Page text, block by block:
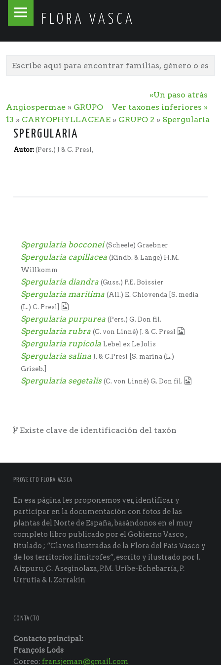
FLORA VASCA
Flora
Skip
«Un paso atrás
Ver taxones inferiores »
Angiospermae» GRUPO
13 » CARYOPHYLLACEAE» GRUPO 2 » Spergularia
SPERGULARIA
Autor: (Pers.) J & C. Presl,
Spergularia bocconei (Scheele) Graebner
Spergularia capillacea (Kindb. & Lange) H.M.
Willkomm
Spergularia diandra (Guss.) P.E. Boissier
Spergularia maritima (All.) E. Chiovenda [S. media
(L.) C. Presl]
Spergularia purpurea (Pers.) G. Don fil.
Spergularia rubra (C. von Linné) J. & C. Presl
Spergularia rupicola Lebel ex Le Jolis
Spergularia salina J. & C.Presl [S. marina (L.)
Griseb.]
Spergularia segetalis (C. von Linné) G. Don fil.
Existe clave de identificación del taxón
PROYECTO FLORA VASCA
En esa página les proponemos ver, identificar y
participar en la documentación con fotos de las
plantas del Norte de España, basándonos en el muy
completo libro publicado por el Gobierno Vasco ,
titulado ; “Claves ilustradas de la Flora del País Vasco y
de los territorios limítrofes“, escrito y ilustrado por I.
Aizpuru, C. Aseginolaza, P.M. Uribe-Echebarría, P.
Urrutia & I. Zorrakin
CONTACTO
Contacto principal:
François Lods
Correo: fransjeman@gmail.com